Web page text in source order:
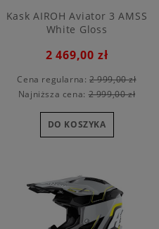
Kask AIROH Aviator 3 AMSS
White Gloss
2 469,00 zł
Cena regularna: 2 999,00 zł
Najniższa cena:2 999,00 zł
DO KOSZYKA